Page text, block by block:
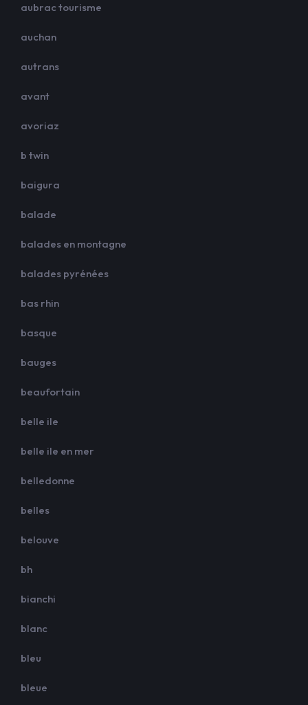
aubrac tourisme
auchan
autrans
avant
avoriaz
b twin
baigura
balade
balades en montagne
balades pyrénées
bas rhin
basque
bauges
beaufortain
belle ile
belle ile en mer
belledonne
belles
belouve
bh
bianchi
blanc
bleu
bleue